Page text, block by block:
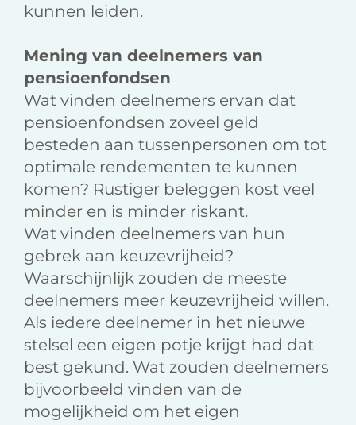
kunnen leiden.
Mening van deelnemers van
pensioenfondsen
Wat vinden deelnemers ervan dat
pensioenfondsen zoveel geld
besteden aan tussenpersonen om tot
optimale rendementen te kunnen
komen? Rustiger beleggen kost veel
minder en is minder riskant.
Wat vinden deelnemers van hun
gebrek aan keuzevrijheid?
Waarschijnlijk zouden de meeste
deelnemers meer keuzevrijheid willen.
Als iedere deelnemer in het nieuwe
stelsel een eigen potje krijgt had dat
best gekund. Wat zouden deelnemers
bijvoorbeeld vinden van de
mogelijkheid om het eigen